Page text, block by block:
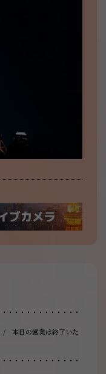
/ 本日の営業は終了いた